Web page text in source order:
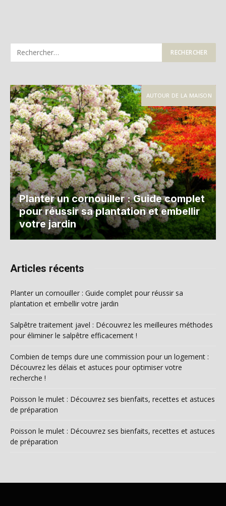
AUTOUR DE LA MAISON
Planter un cornouiller : Guide complet
pour réussir sa plantation et embellir
votre jardin
Articles récents
Planter un cornouiller : Guide complet pour réussir sa
plantation et embellir votre jardin
Salpêtre traitement javel : Découvrez les meilleures méthodes
pour éliminer le salpêtre efficacement !
Combien de temps dure une commission pour un logement :
Découvrez les délais et astuces pour optimiser votre
recherche !
Poisson le mulet : Découvrez ses bienfaits, recettes et astuces
de préparation
Poisson le mulet : Découvrez ses bienfaits, recettes et astuces
de préparation